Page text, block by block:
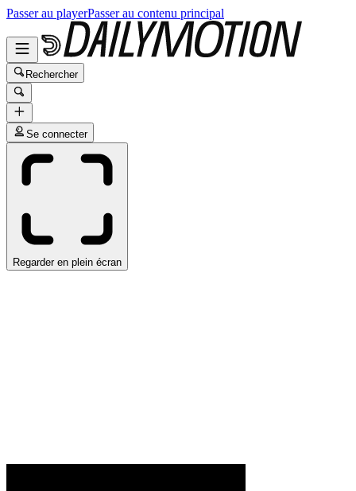
Passer au playerPasser au contenu principal
Rechercher
Se connecter
Regarder en plein écran